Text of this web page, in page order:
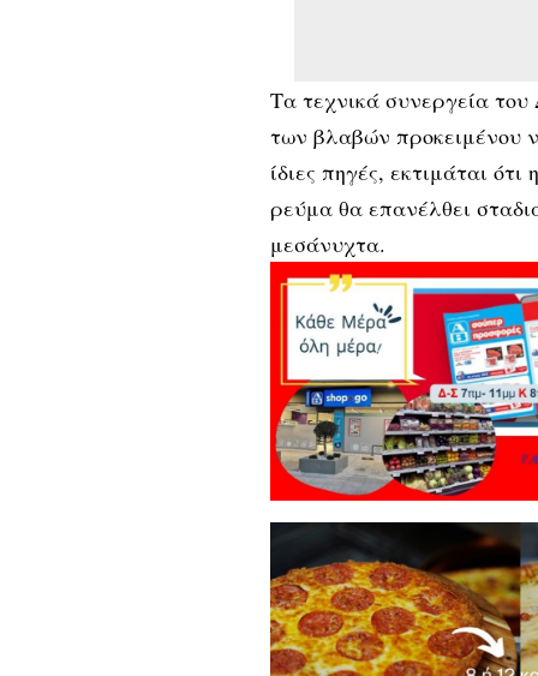
Τα τεχνικά συνεργεία του
των βλαβών προκειμένου
ίδιες πηγές, εκτιμάται
ρεύμα θα επανέλθει
μεσάνυχτα.